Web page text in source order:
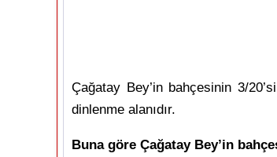
Çağatay Bey’in bahçesinin 3/
dinlenme alanıdır.
Buna göre Çağatay Bey’in